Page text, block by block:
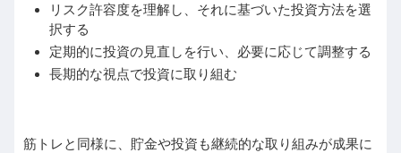
リスク許容度を理解し、それに基づいた投資方法を選
択する
定期的に投資の見直しを行い、必要に応じて調整する
長期的な視点で投資に取り組む
筋トレと同様に、貯金や投資も継続的な取り組みが成果に